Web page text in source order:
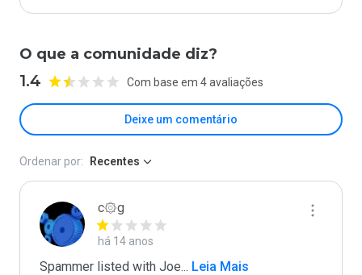
O que a comunidade diz?
1.4 Com base em 4 avaliações
Deixe um comentário
Ordenar por: Recentes
c۞g
há 14 anos
Spammer listed with Joe... Leia Mais